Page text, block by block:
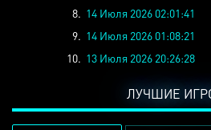
8. 14 Июля 2026 02:01:41
9. 14 Июля 2026 01:08:21
10. 13 Июля 2026 20:26:28
ЛУЧШИЕ